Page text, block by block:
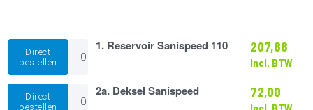
€749.72
Direct
bestellen
1.
Reservoir
Sanispeed
110
aantal
1. Reservoir Sanispeed 110 207,88
Incl. BTW
Direct
bestellen
2a.
Deksel
2a. Deksel Sanispeed 72,00